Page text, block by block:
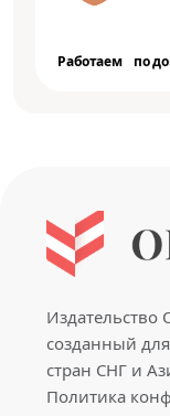
Работаем по
созданный
стран СНГ и
Политика